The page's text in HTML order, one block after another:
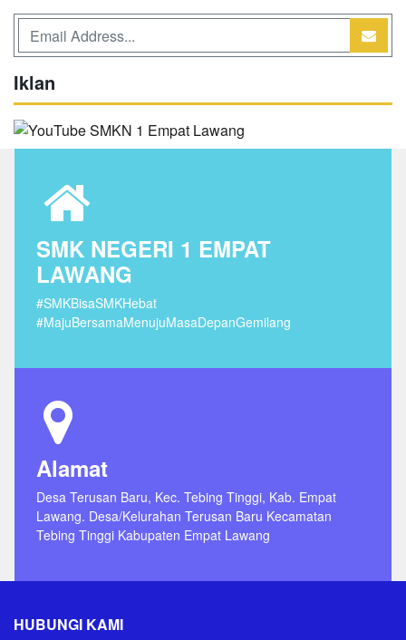
Iklan
SMK NEGERI 1 EMPAT
LAWANG
#SMKBisaSMKHebat
#MajuBersamaMenujuMasaDepanGemilang
Alamat
Desa Terusan Baru, Kec. Tebing Tinggi, Kab. Empat
Lawang. Desa/Kelurahan Terusan Baru Kecamatan
Tebing Tinggi Kabupaten Empat Lawang
HUBUNGI KAMI